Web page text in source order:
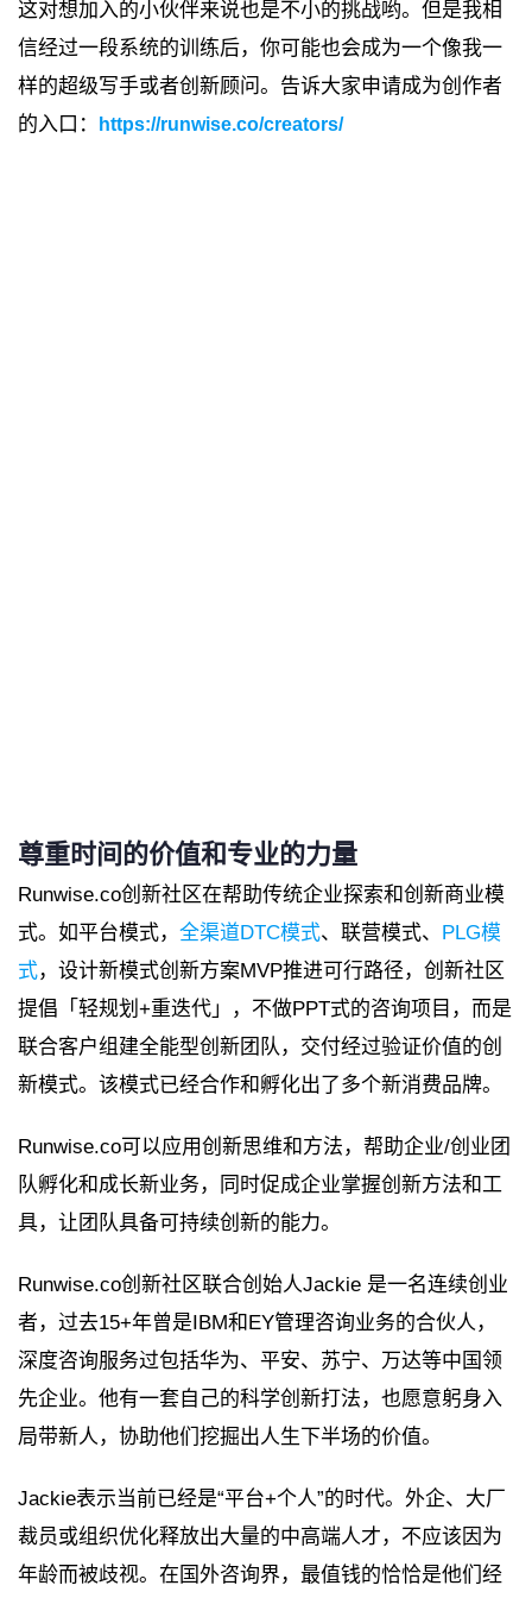
这对想加入的小伙伴来说也是不小的挑战哟。但是我相
信经过一段系统的训练后，你可能也会成为一个像我一
样的超级写手或者创新顾问。告诉大家申请成为创作者
的入口：
https://runwise.co/creators/
尊重时间的价值和专业的力量
Runwise.co创新社区在帮助传统企业探索和创新商业模
式。如平台模式， 全渠道DTC模式、联营模式、 PLG模
式，设计新模式创新方案MVP推进可行路径，创新社区
提倡「轻规划+重迭代」，不做PPT式的咨询项目，而是
联合客户组建全能型创新团队，交付经过验证价值的创
新模式。该模式已经合作和孵化出了多个新消费品牌。
Runwise.co可以应用创新思维和方法，帮助企业/创业团
队孵化和成长新业务，同时促成企业掌握创新方法和工
具，让团队具备可持续创新的能力。
Runwise.co创新社区联合创始人Jackie 是一名连续创业
者，过去15+年曾是IBM和EY管理咨询业务的合伙人，
深度咨询服务过包括华为、平安、苏宁、万达等中国领
先企业。他有一套自己的科学创新打法，也愿意躬身入
局带新人，协助他们挖掘出人生下半场的价值。
Jackie表示当前已经是“平台+个人”的时代。外企、大厂
裁员或组织优化释放出大量的中高端人才，不应该因为
年龄而被歧视。在国外咨询界，最值钱的恰恰是他们经